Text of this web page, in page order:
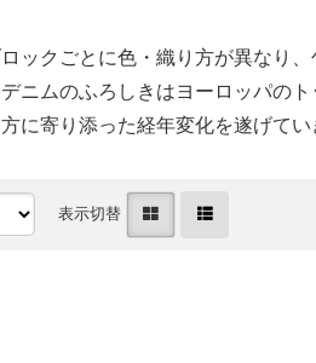
ックごとに色・織り方が異なり
ニムのふろしきはヨーロッパの
に寄り添った経年変化を遂げてい
表示切替